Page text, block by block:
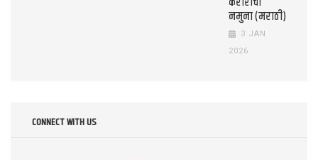
नमुना (मराठी)
3 JAN
2026
CONNECT WITH US